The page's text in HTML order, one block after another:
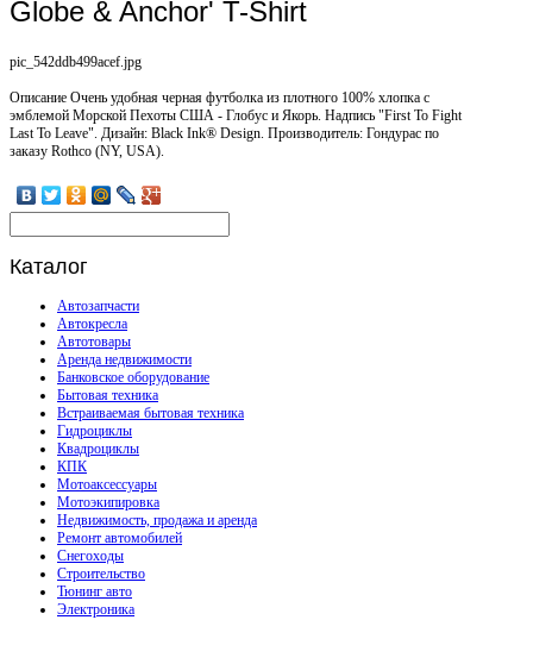
Globe & Anchor' T-Shirt
pic_542ddb499acef.jpg
Описание Очень удобная черная футболка из плотного 100% хлопка с
эмблемой Морской Пехоты США - Глобус и Якорь. Надпись "First To Fight
Last To Leave". Дизайн: Вlack Ink® Design. Производитель: Гондурас по
заказу Rothco (NY, USA).
Каталог
Автозапчасти
Автокресла
Автотовары
Аренда недвижимости
Банковское оборудование
Бытовая техника
Встраиваемая бытовая техника
Гидроциклы
Квадроциклы
КПК
Мотоаксессуары
Мотоэкипировка
Недвижимость, продажа и аренда
Ремонт автомобилей
Снегоходы
Строительство
Тюнинг авто
Электроника